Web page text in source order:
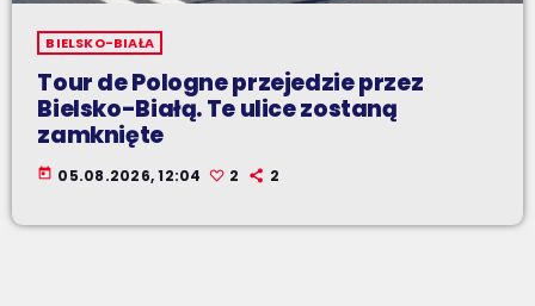
BIELSKO-BIAŁA
Tour de Pologne przejedzie przez
Bielsko-Białą. Te ulice zostaną
zamknięte
today 05.08.2026, 12:04 2 2